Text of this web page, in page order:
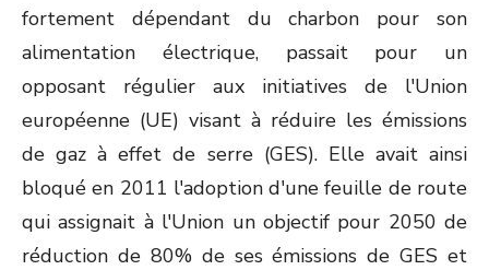
fortement dépendant du charbon pour son
alimentation électrique, passait pour un
opposant régulier aux initiatives de l'Union
européenne (UE) visant à réduire les émissions
de gaz à effet de serre (GES). Elle avait ainsi
bloqué en 2011 l'adoption d'une feuille de route
qui assignait à l'Union un objectif pour 2050 de
réduction de 80% de ses émissions de GES et